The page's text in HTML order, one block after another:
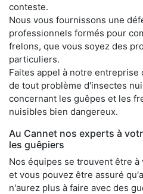
conteste.
Nous vous fournissons une
professionnels formés pour
frelons, que vous soyez des
particuliers.
Faites appel à notre
de tout problème d'insectes
concernant les guêpes et les
nuisibles bien dangereux.
Au Cannet nos experts à
les guêpiers
Nos équipes se trouvent être
et vous pouvez être assuré
n'aurez plus à faire avec des